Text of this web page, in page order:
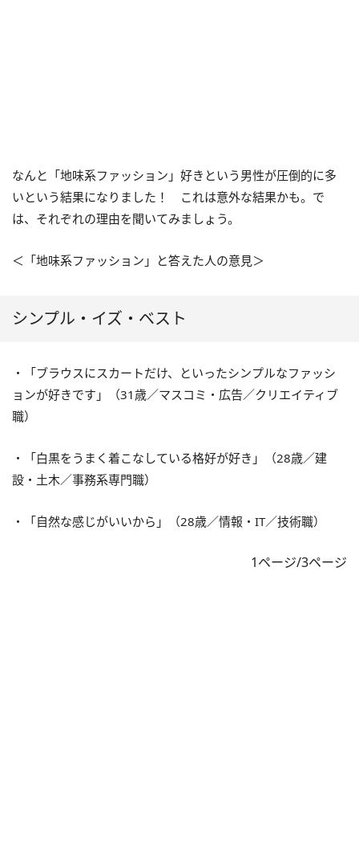
なんと「地味系ファッション」好きという男性が圧倒的に多
いという結果になりました！ これは意外な結果かも。で
は、それぞれの理由を聞いてみましょう。
＜「地味系ファッション」と答えた人の意見＞
シンプル・イズ・ベスト
・「ブラウスにスカートだけ、といったシンプルなファッシ
ョンが好きです」（31歳／マスコミ・広告／クリエイティブ
職）
・「白黒をうまく着こなしている格好が好き」（28歳／建
設・土木／事務系専門職）
・「自然な感じがいいから」（28歳／情報・IT／技術職）
1ページ/3ページ